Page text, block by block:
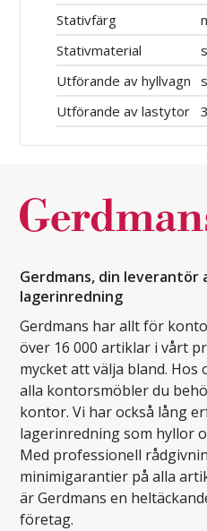
Stativfärg
Stativmaterial
Utförande av hyllvagn
Utförande av lastytor
Gerdmans, din leverantör
lagerinredning
Gerdmans har allt för
över 16 000 artiklar i vårt
mycket att välja bland.
alla kontorsmöbler du
kontor. Vi har också lång
lagerinredning som hyllor
Med professionell
minimigarantier på alla
är Gerdmans en
företag.